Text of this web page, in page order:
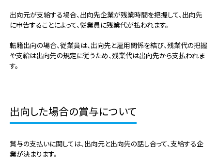
出向元が支給する場合、出向先企業が残業時間を把握して、出向先
に申告することによって、従業員に残業代が払われます。
転籍出向の場合、従業員は、出向先と雇用関係を結び、残業代の把握
や支給は出向先の規定に従うため、残業代は出向先から支払われま
す。
出向した場合の賞与について
賞与の支払いに関しては、出向元と出向先の話し合って、支給する企
業が決まります。